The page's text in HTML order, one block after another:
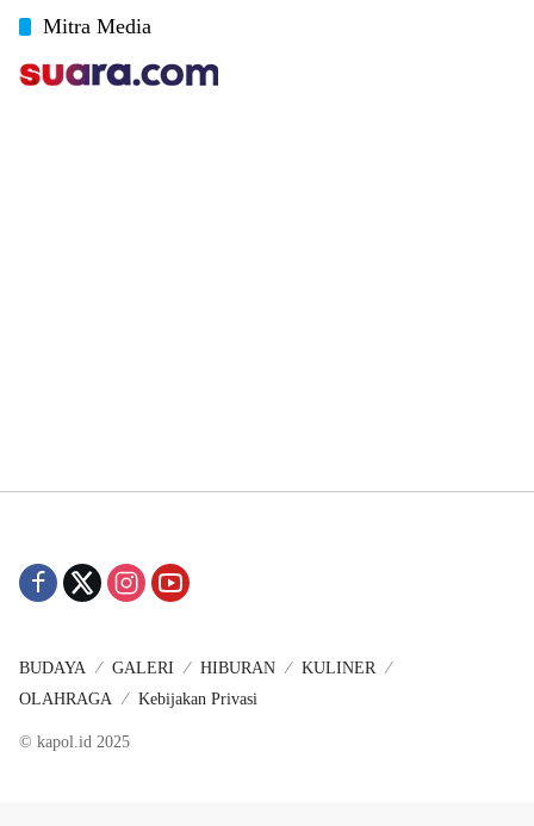
Mitra Media
BUDAYA GALERI HIBURAN
KULINER
OLAHRAGA
Kebijakan Privasi
© kapol.id 2025